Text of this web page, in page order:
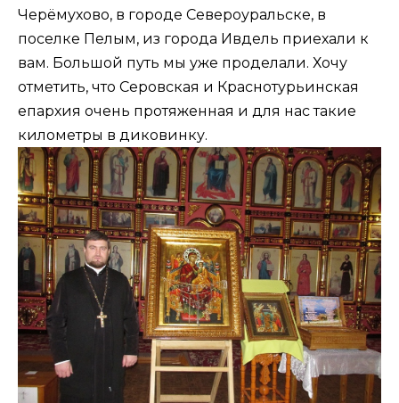
Черёмухово, в городе Североуральске, в
поселке Пелым, из города Ивдель приехали к
вам. Большой путь мы уже проделали. Хочу
отметить, что Серовская и Краснотурьинская
епархия очень протяженная и для нас такие
километры в диковинку.